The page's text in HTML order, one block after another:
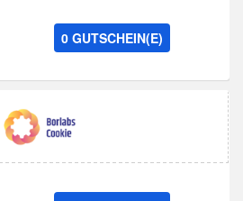
0 GUTSCHEIN(E)